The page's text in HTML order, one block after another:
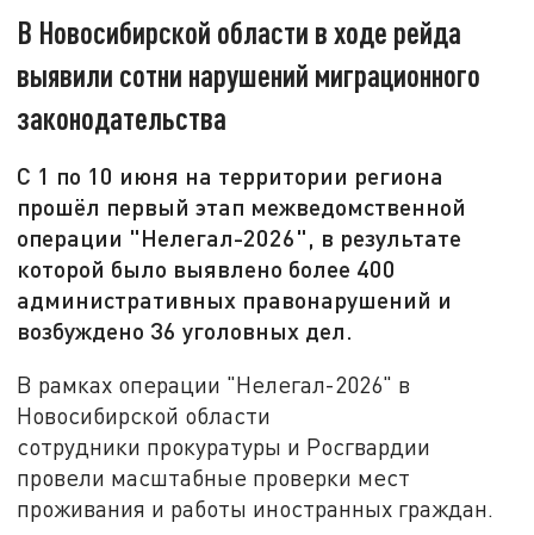
В Новосибирской области в ходе рейда
выявили сотни нарушений миграционного
законодательства
С 1 по 10 июня на территории региона
прошёл первый этап межведомственной
операции "Нелегал-2026", в результате
которой было выявлено более 400
административных правонарушений и
возбуждено 36 уголовных дел.
В рамках операции "Нелегал-2026" в
Новосибирской области
сотрудники прокуратуры и Росгвардии
провели масштабные проверки мест
проживания и работы иностранных граждан.